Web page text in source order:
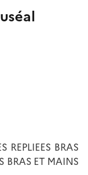
REPLIEES BRAS
BRAS ET MAINS